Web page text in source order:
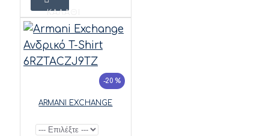
ΚΑΛΆΘΙ
-20 %
ARMANI EXCHANGE